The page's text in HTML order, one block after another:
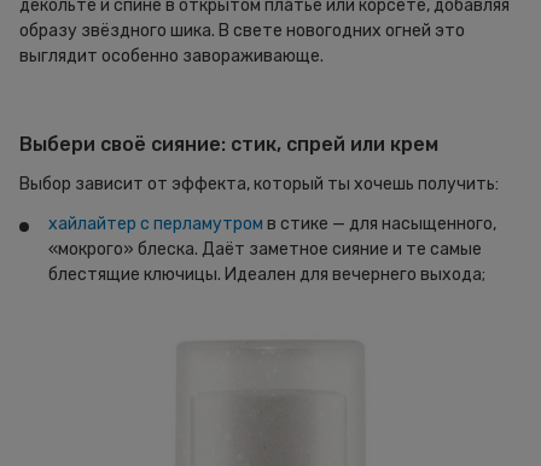
декольте и спине в открытом платье или корсете, добавляя
образу звёздного шика. В свете новогодних огней это
выглядит особенно завораживающе.
Выбери своё сияние: стик, спрей или крем
Выбор зависит от эффекта, который ты хочешь получить:
хайлайтер с перламутром в стике — для насыщенного,
«мокрого» блеска. Даёт заметное сияние и те самые
блестящие ключицы. Идеален для вечернего выхода;